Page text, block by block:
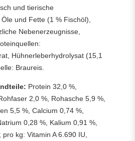
und tierische
und Fette (1 % Fischöl),
Nebenerzeugnisse,
Hühnerleberhydrolysat (15,1
Braureis.
Protein 32,0 %,
2,0 %, Rohasche 5,9 %,
5,5 %, Calcium 0,74 %,
0,28 %, Kalium 0,91 %,
kg: Vitamin A 6.690 IU,